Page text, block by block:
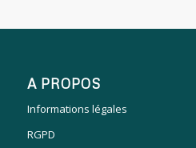
A PROPOS
Informations légales
RGPD